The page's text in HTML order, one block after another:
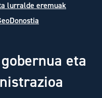
lurralde eremuak
eta